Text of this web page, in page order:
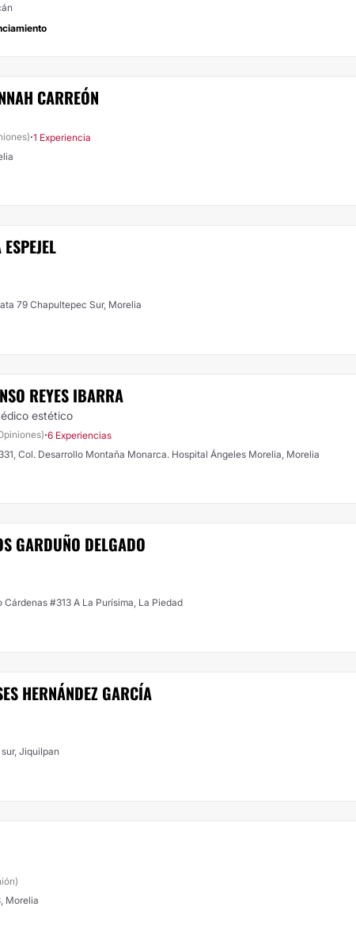
CARREÓN
·1 Experiencia
79 Chapultepec Sur, Morelia
REYES IBARRA
estético
·6 Experiencias
Col. Desarrollo Montaña Monarca. Hospital Ángeles Morelia, Morelia
GARDUÑO DELGADO
#313 A La Purísima, La Piedad
HERNÁNDEZ GARCÍA
Jiquilpan
Morelia